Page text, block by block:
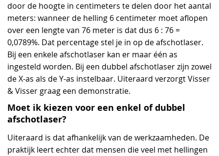
door de hoogte in centimeters te delen door het aantal
meters: wanneer de helling 6 centimeter moet aflopen
over een lengte van 76 meter is dat dus 6 : 76 =
0,0789%. Dat percentage stel je in op de afschotlaser.
Bij een enkele afschotlaser kan er maar één as
ingesteld worden. Bij een dubbel afschotlaser zijn zowel
de X-as als de Y-as instelbaar. Uiteraard verzorgt Visser
& Visser graag een demonstratie.
Moet ik kiezen voor een enkel of dubbel
afschotlaser?
Uiteraard is dat afhankelijk van de werkzaamheden. De
praktijk leert echter dat mensen die veel met hellingen